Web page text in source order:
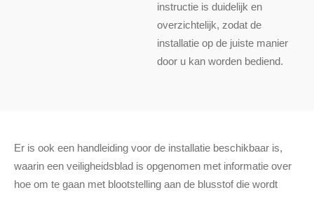
instructie is duidelijk en
overzichtelijk, zodat de
installatie op de juiste manier
door u kan worden bediend.
Er is ook een handleiding voor de installatie beschikbaar is,
waarin een veiligheidsblad is opgenomen met informatie over
hoe om te gaan met blootstelling aan de blusstof die wordt